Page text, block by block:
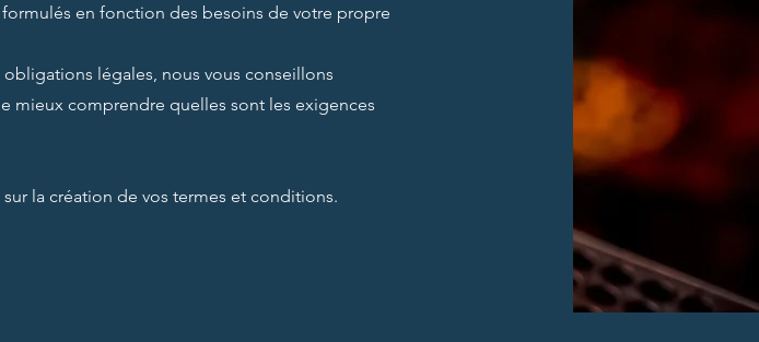
en fonction des besoins de votre propre
légales, nous vous conseillons
mieux comprendre quelles sont les exigences
la création de vos termes et conditions.